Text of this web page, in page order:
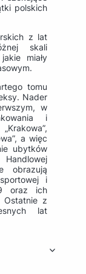
polskich
z lat
skali
miały
tomu
Nader
w
i
a więc
ubytków
obrazują
i
oraz ich
Ostatnie z
lat